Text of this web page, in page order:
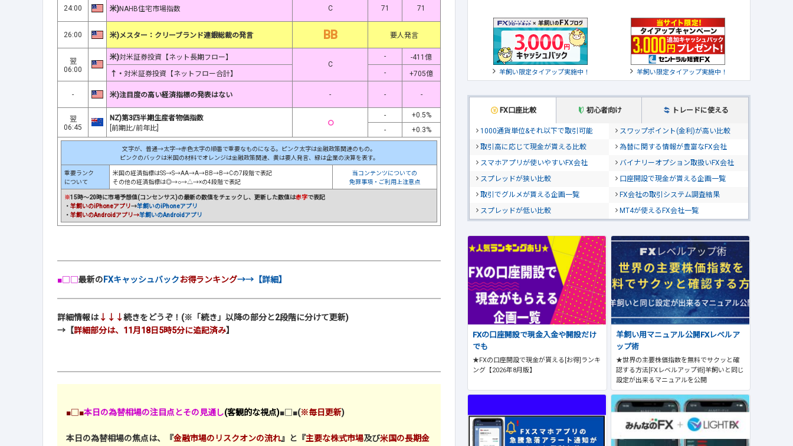
24:00 米)NAHB住宅市場指数 C 71 71
26:00 米)メスター：クリーブランド連銀総裁の発言 BB 要人発言
翌
06:00
米)対米証券投資【ネット長期フロー】
C
-
-411億
↑・ 対米証券投資【ネットフロー合計】 - +705億
- 米)注目度の高い経済指標の発表はない - - -
翌
06:45
NZ)第3四半期生産者物価指数
[前期比/前年比]
○ -
+0.5%
-
+0.3%
文字が、普通→太字→赤色太字の順番で重要なものになる。ピンク太字は金融政策関連のもの。
ピンクのバックは米国の材料でオレンジは金融政策関連、黄は要人発言、緑は企業の決算を表す。
重要ランク
について
米国の経済指標はSS→S→AA→A→BB→B→Cの7段階で表記
その他の経済指標は◎→○→△→×の4段階で表記
当コンテンツについての
免罪事項・ご利用上注意点
※15時～20時に市場予想値(コンセンサス)の最新の数値をチェックし、更新した数値は赤字で表記
・ 羊飼いのiPhoneアプリ→羊飼いのiPhoneアプリ
・ 羊飼いのAndroidアプリ→羊飼いのAndroidアプリ
■□□最新の FXキャッシュバックお得ランキング→→【詳細】
詳細情報は↓↓↓続きをどうぞ！(※「続き」以降の部分と2段階に分けて更新)
→【詳細部分は、11月18日5時5分に追記済み】
■□■本日の為替相場の注目点とその見通し(客観的な視点)■□■(※毎日更新)
本日の為替相場の焦点は、『金融市場のリスクオンの流れ』と『主要な株式市場及び米国の長期金
羊飼い限定タイアップ実施中！ 羊飼い限定タイアップ実施中！
FX口座比較 初心者向け トレードに使える
1000通貨単位&それ以下で取引可能
スワップポイント(金利)が高い比較
取引高に応じて現金が貰える比較
為替に関する情報が豊富なFX会社
スマホアプリが使いやすいFX会社
バイナリーオプション取扱いFX会社
スプレッドが狭い比較
口座開設で現金が貰える企画一覧
取引でグルメが貰える企画一覧
FX会社の取引システム調査結果
スプレッドが低い比較
MT4が使えるFX会社一覧
FXの口座開設で現金入金や開設だけ
でも
★FXの口座開設で現金が貰える[お得]ランキ
ング【2026年8月版】
羊飼い用マニュアル公開FXレベルア
ップ術
★世界の主要株価指数を無料でサクッと確
認する方法[FXレベルアップ術]羊飼いと同じ
設定が出来るマニュアルを公開